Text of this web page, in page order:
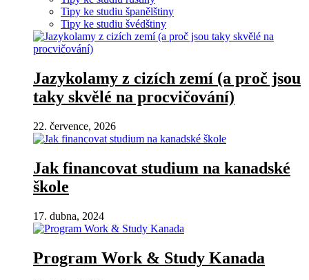
Tipy ke studiu španělštiny
Tipy ke studiu švédštiny
Jazykolamy z cizích zemí (a proč jsou
taky skvělé na procvičování)
22. července, 2026
Jak financovat studium na kanadské
škole
17. dubna, 2024
Program Work & Study Kanada